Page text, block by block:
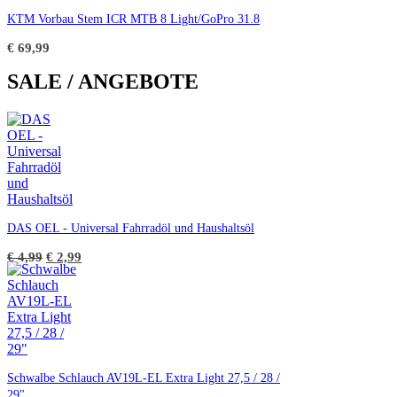
KTM Vorbau Stem ICR MTB 8 Light/GoPro 31.8
€ 69,99
SALE / ANGEBOTE
DAS OEL - Universal Fahrradöl und Haushaltsöl
€4,99 Ursprünglicher
Preis
war:
€ 4,99
€ 2,99
Preis
Schwalbe Schlauch AV19L-EL Extra Light 27,5 / 28 /